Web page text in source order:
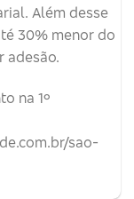
Além desse
30% menor do
adesão.
na 1º
sao-